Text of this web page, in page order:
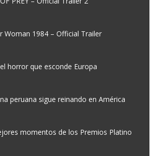
Woman 1984 – Official Trailer
horror que esconde Europa
peruana sigue reinando en América
momentos de los Premios Platino